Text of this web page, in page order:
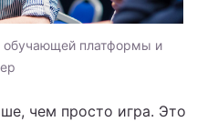
обучающей платформы и
чем просто игра. Это